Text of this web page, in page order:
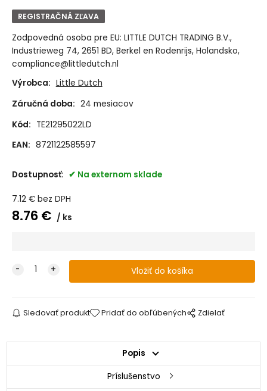
REGISTRAČNÁ ZĽAVA
Zodpovedná osoba pre EU: LITTLE DUTCH TRADING B.V.,
Industrieweg 74, 2651 BD, Berkel en Rodenrijs, Holandsko,
compliance@littledutch.nl
Výrobca: Little Dutch
Záručná doba: 24 mesiacov
Kód: TE21295022LD
EAN: 8721122585597
Dostupnosť: Na externom sklade
7.12€ bez DPH
8.76 € ks
Sledovať produkt Pridať do obľúbených Zdielať
Popis
Príslušenstvo